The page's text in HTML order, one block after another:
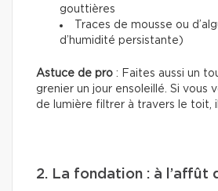
gouttières
Traces de mousse ou
d’humidité persistante)
Astuce de pro : Faites aussi un
grenier un jour ensoleillé. Si vous
de lumière filtrer à travers le toit,
2. La fondation : à l’affût